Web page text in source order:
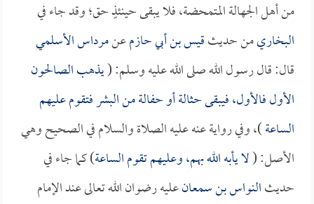
من أهل الجهالة المتمحضة، فلا يبقى حينئذٍ حق؛ وقد جاء في
البخاريمن حديثقيس بن أبي حازمعنمرداس الأسلمي
قال: قال رسول الله صلى الله عليه وسلم: (يذهب الصالحون
الأول فالأول، فيبقى حثالة أو حفالة من البشر فتقوم عليهم
الساعة)، وفي رواية عنه عليه الصلاة والسلام في الصحيح وهي
الأصل: (لا يأبه الله بهم، وعليهم تقوم الساعة) كما جاء في
حديثالنواس بن سمعانعليه رضوان الله تعالى عند الإمام